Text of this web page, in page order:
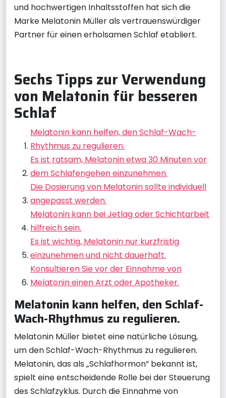
und hochwertigen Inhaltsstoffen hat sich die
Marke Melatonin Müller als vertrauenswürdiger
Partner für einen erholsamen Schlaf etabliert.
Sechs Tipps zur Verwendung
von Melatonin für besseren
Schlaf
Melatonin kann helfen, den Schlaf-Wach-
Rhythmus zu regulieren.
Es ist ratsam, Melatonin etwa 30 Minuten vor
dem Schlafengehen einzunehmen.
Die Dosierung von Melatonin sollte individuell
angepasst werden.
Melatonin kann bei Jetlag oder Schichtarbeit
hilfreich sein.
Es ist wichtig, Melatonin nur kurzfristig
einzunehmen und nicht dauerhaft.
Konsultieren Sie vor der Einnahme von
Melatonin einen Arzt oder Apotheker.
Melatonin kann helfen, den Schlaf-
Wach-Rhythmus zu regulieren.
Melatonin Müller bietet eine natürliche Lösung,
um den Schlaf-Wach-Rhythmus zu regulieren.
Melatonin, das als „Schlafhormon“ bekannt ist,
spielt eine entscheidende Rolle bei der Steuerung
des Schlafzyklus. Durch die Einnahme von